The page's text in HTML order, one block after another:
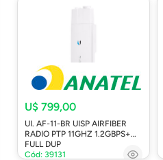
U$ 799,00
UI. AF-11-BR UISP AIRFIBER
RADIO PTP 11GHZ 1.2GBPS+
FULL DUP
Cód: 39131